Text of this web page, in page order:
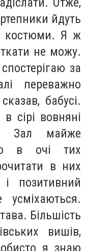
йдуть
костюми. Я ж
не можу.
за
переважно
бабусі.
сірі вовняні
Зал майже
в очі тих
в них
і позитивний
Більшість
вишів,
я знаю